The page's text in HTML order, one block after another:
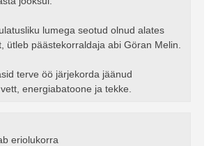
lumega seotud olnud alates
ütleb päästekorraldaja abi Göran Melin.
terve öö järjekorda jäänud
energiabatoone ja tekke.
eriolukorra